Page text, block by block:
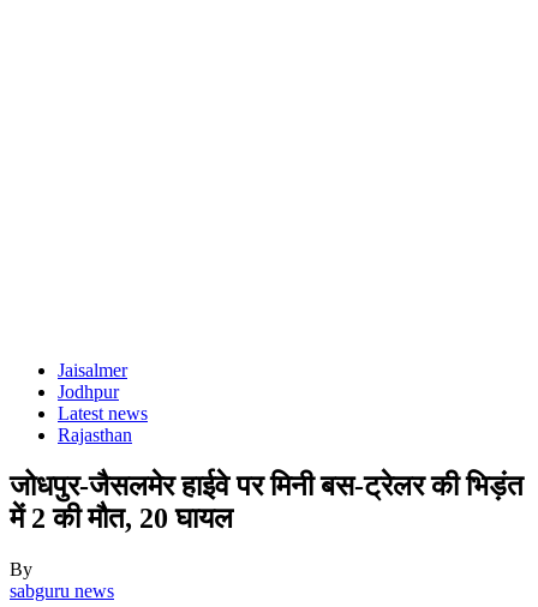
Jaisalmer
Jodhpur
Latest news
Rajasthan
जोधपुर-जैसलमेर हाईवे पर मिनी बस-ट्रेलर की भिड़ंत
में 2 की मौत, 20 घायल
By
sabguru news